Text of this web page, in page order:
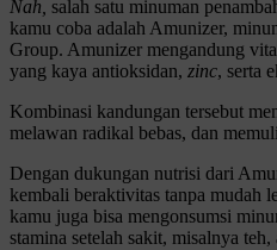
Nah, salah satu minuman
kamu coba adalah Amunizer,
Group. Amunizer mengandung
yang kaya antioksidan, zinc, serta
Kombinasi kandungan tersebut
melawan radikal bebas, dan
Dengan dukungan nutrisi dari
kembali beraktivitas tanpa mudah
kamu juga bisa mengonsumsi
stamina setelah sakit, misalnya